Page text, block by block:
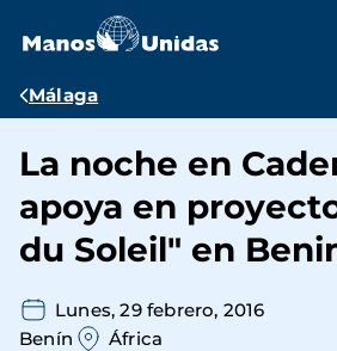
contenido
Ruta
navegación
Málaga
La noche en
apoya en
du Soleil" en
Lunes, 29 febrero, 2016
Benín
África